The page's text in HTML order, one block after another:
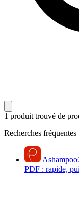
1 produit trouvé de
Recherches fréquentes
Ashampoo
PDF : rapide,